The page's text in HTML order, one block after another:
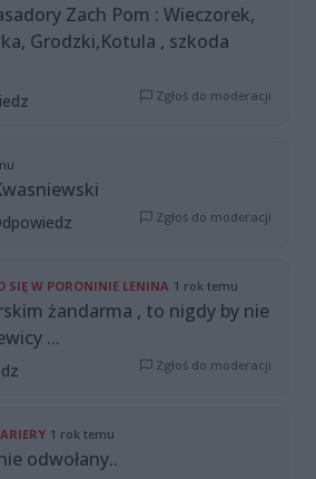
Zach Pom : Wieczorek,
Grodzki,Kotula , szkoda
Zgłoś do moderacji
Zgłoś do moderacji
SIĘ W PORONINIE LENINA 1 rok temu
żandarma , to nigdy by nie
...
Zgłoś do moderacji
1 rok temu
odwołany..